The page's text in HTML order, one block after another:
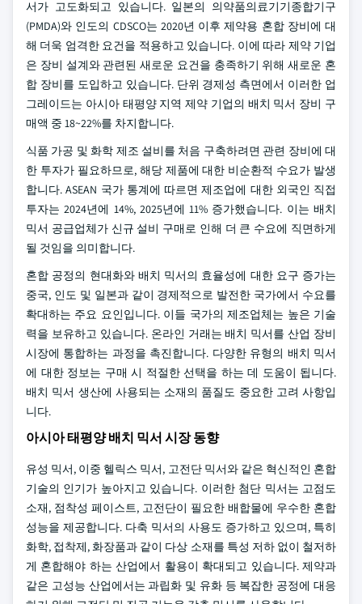
서가 고도화되고 있습니다. 일본의 의약품의료기기종합기구
(PMDA)와 인도의 CDSCO는 2020년 이후 제약용 혼합 장비에 대
해 더욱 엄격한 요건을 적용하고 있습니다. 이에 따라 제약 기업
은 장비 설계와 관련된 새로운 요건을 충족하기 위해 새로운 혼
합 장비를 도입하고 있습니다. 단위 경제성 측면에서 이러한 업
그레이드는 아시아 태평양 지역 제약 기업의 배치 믹서 장비 구
매액 중 18~22%를 차지합니다.
식품 가공 및 화학 제조 설비를 처음 구축하려면 관련 장비에 대
한 투자가 필요하므로, 해당 제품에 대한 비순환적 수요가 발생
합니다. ASEAN 국가 통계에 따르면 제조업에 대한 외국인 직접
투자는 2024년에 14%, 2025년에 11% 증가했습니다. 이는 배치
믹서 공급업체가 신규 설비 구매로 인해 더 큰 수요에 직면하게
될 것임을 의미합니다.
혼합 공정의 현대화와 배치 믹서의 효율성에 대한 요구 증가는
중국, 인도 및 일본과 같이 경제적으로 발전한 국가에서 수요를
확대하는 주요 요인입니다. 이들 국가의 제조업체는 높은 기술
력을 보유하고 있습니다. 온라인 거래는 배치 믹서를 산업 장비
시장에 통합하는 과정을 촉진합니다. 다양한 유형의 배치 믹서
에 대한 정보는 구매 시 적절한 선택을 하는 데 도움이 됩니다.
배치 믹서 생산에 사용되는 소재의 품질도 중요한 고려 사항입
니다.
아시아 태평양 배치 믹서 시장 동향
유성 믹서, 이중 헬릭스 믹서, 고전단 믹서와 같은 혁신적인 혼합
기술의 인기가 높아지고 있습니다. 이러한 첨단 믹서는 고점도
소재, 점착성 페이스트, 고전단이 필요한 배합물에 우수한 혼합
성능을 제공합니다. 다축 믹서의 사용도 증가하고 있으며, 특히
화학, 접착제, 화장품과 같이 다상 소재를 특성 저하 없이 철저하
게 혼합해야 하는 산업에서 활용이 확대되고 있습니다. 제약과
같은 고성능 산업에서는 과립화 및 유화 등 복잡한 공정에 대응